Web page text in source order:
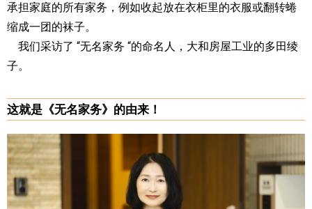
承担家庭的所有家务，例如收起放在衣柜里的衣服或翻转蜷
缩成一团的袜子。
我们采访了 “无名家务 “的命名人，大和房屋工业的多田绫
子。
这就是《无名家务》的由来！